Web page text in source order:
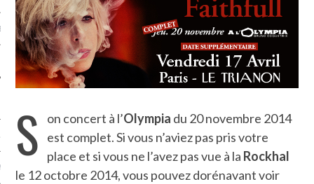
S on concert à l’Olympia du 20 novembre 2014
est complet. Si vous n’aviez pas pris votre
place et si vous ne l’avez pas vue à la Rockhal
le 12 octobre 2014, vous pouvez dorénavant voir